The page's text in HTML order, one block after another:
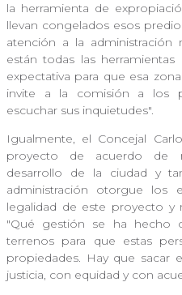
la herramienta de
llevan congelados esos
atención a la
están todas las
expectativa para que esa
invite a la comisión a los
escuchar sus inquietudes".
Igualmente, el Concejal
proyecto de acuerdo de
desarrollo de la ciudad y
administración otorgue los
legalidad de este proyecto y
"Qué gestión se ha hecho
terrenos para que estas
propiedades. Hay que sacar
justicia, con equidad y con